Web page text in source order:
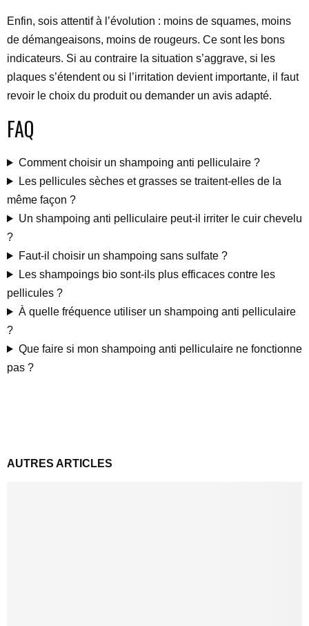
Enfin, sois attentif à l’évolution : moins de squames, moins
de démangeaisons, moins de rougeurs. Ce sont les bons
indicateurs. Si au contraire la situation s’aggrave, si les
plaques s’étendent ou si l’irritation devient importante, il faut
revoir le choix du produit ou demander un avis adapté.
FAQ
Comment choisir un shampoing anti pelliculaire ?
Les pellicules sèches et grasses se traitent-elles de la
même façon ?
Un shampoing anti pelliculaire peut-il irriter le cuir chevelu
?
Faut-il choisir un shampoing sans sulfate ?
Les shampoings bio sont-ils plus efficaces contre les
pellicules ?
À quelle fréquence utiliser un shampoing anti pelliculaire
?
Que faire si mon shampoing anti pelliculaire ne fonctionne
pas ?
AUTRES ARTICLES